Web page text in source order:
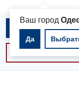
Ваш город
Да